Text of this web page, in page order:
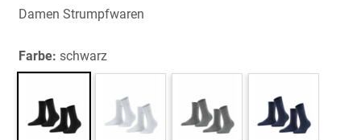
springen
Damen Strumpfwaren
Farbe: schwarz